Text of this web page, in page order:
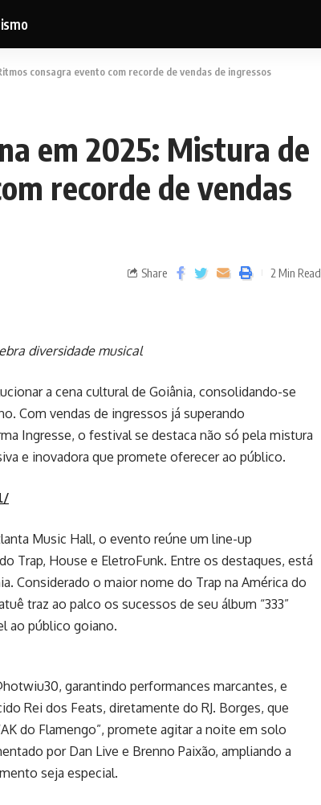
consagra evento com recorde de vendas de ingressos
em 2025: Mistura de
recorde de vendas
Share 2 Min Read
diversidade musical
a cena cultural de Goiânia, consolidando-se
Com vendas de ingressos já superando
Ingresse, o festival se destaca não só pela mistura
e inovadora que promete oferecer ao público.
Music Hall, o evento reúne um line-up
Trap, House e EletroFunk. Entre os destaques, está
Considerado o maior nome do Trap na América do
traz ao palco os sucessos de seu álbum “333”
ao público goiano.
garantindo performances marcantes, e
Rei dos Feats, diretamente do RJ. Borges, que
do Flamengo”, promete agitar a noite em solo
por Dan Live e Brenno Paixão, ampliando a
seja especial.